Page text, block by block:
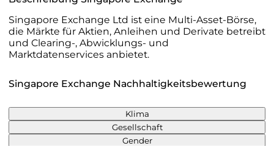
Singapore Exchange Ltd ist eine Multi-Asset-Börse,
die Märkte für Aktien, Anleihen und Derivate betreibt
und Clearing-, Abwicklungs- und
Marktdatenservices anbietet.
Singapore Exchange Nachhaltigkeitsbewertung
Klima
Gesellschaft
Gender